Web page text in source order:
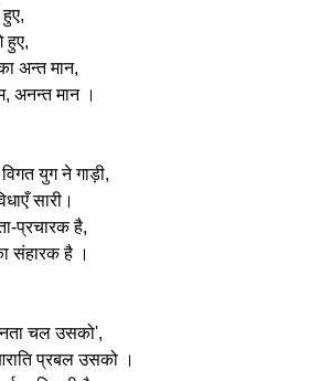
हुए,
अन्त मान,
अनन्त मान ।
युग ने गाड़ी,
सारी।
प्रचारक है,
संहारक है ।
चल उसको',
प्रबल उसको ।